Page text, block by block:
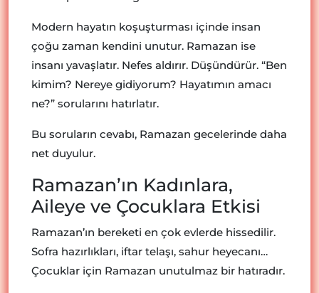
Modern hayatın koşuşturması içinde insan
çoğu zaman kendini unutur. Ramazan ise
insanı yavaşlatır. Nefes aldırır. Düşündürür. “Ben
kimim? Nereye gidiyorum? Hayatımın amacı
ne?” sorularını hatırlatır.
Bu soruların cevabı, Ramazan gecelerinde daha
net duyulur.
Ramazan’ın Kadınlara,
Aileye ve Çocuklara Etkisi
Ramazan’ın bereketi en çok evlerde hissedilir.
Sofra hazırlıkları, iftar telaşı, sahur heyecanı…
Çocuklar için Ramazan unutulmaz bir hatıradır.